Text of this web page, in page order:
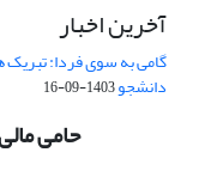
آخرین اخبار
گامی به سوی فردا: تبریک
دانشجو1403-09-16
حامی